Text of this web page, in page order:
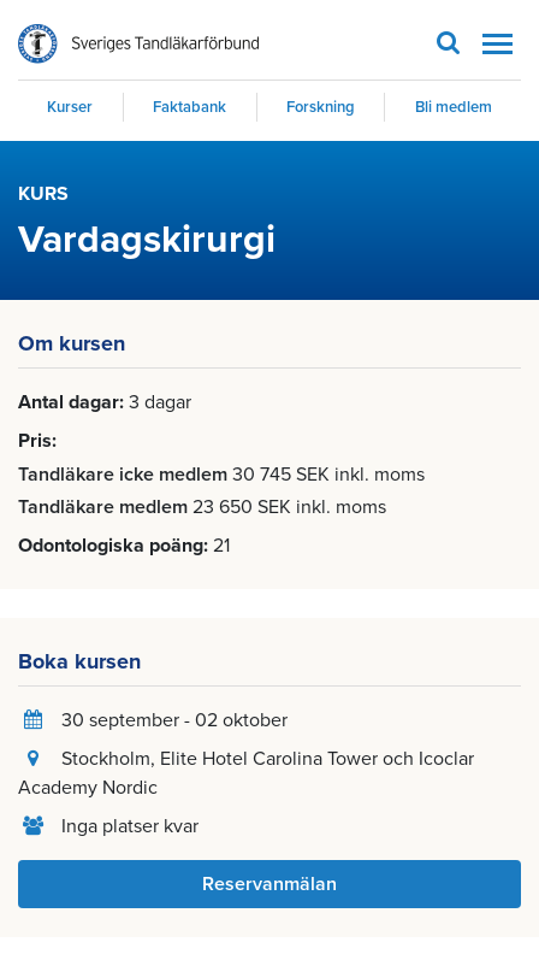
Kurser Faktabank Forskning Bli medlem
KURS
Vardagskirurgi
Om kursen
Antal dagar 3 dagar
Pris
Tandläkare icke medlem 30 745 SEK inkl. moms
Tandläkare medlem 23 650 SEK inkl. moms
Odontologiska poäng 21
Boka kursen
30 september - 02 oktober
Stockholm, Elite Hotel Carolina Tower och Icoclar
Academy Nordic
Inga platser kvar
Reservanmälan